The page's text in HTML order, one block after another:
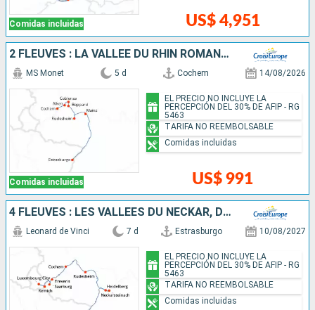
Comidas incluidas US$ 4,951
2 FLEUVES : LA VALLÉE DU RHIN ROMANTIQUE ET LA MAGIE DE LA MOSELLE
Comidas incluidas
MS Monet 5 d Cochem 14/08/2026
US$ 991
EL PRECIO NO INCLUYE LA
PERCEPCIÓN DEL 30% DE AFIP - RG
5463
TARIFA NO REEMBOLSABLE
Comidas incluidas
4 FLEUVES : LES VALLÉES DU NECKAR, DU RHIN ROMANTIQUE, DE LA MOSELLE ET DE LA SARRE
Leonard de Vinci 7 d Estrasburgo 10/08/2027
EL PRECIO NO INCLUYE LA
PERCEPCIÓN DEL 30% DE AFIP - RG
5463
TARIFA NO REEMBOLSABLE
Comidas incluidas